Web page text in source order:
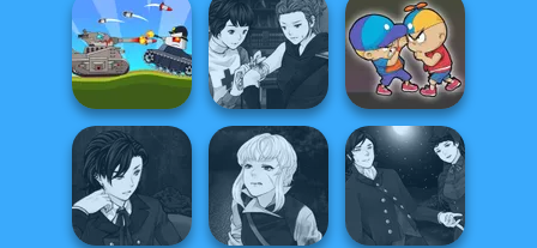
Dynamons 8 Vectaria.io
Manga Creator
Vampire Hunter
P...
Battle Of Tank
Steel
Manga Creator
Vampire Hunter
P...
Elevator Fight